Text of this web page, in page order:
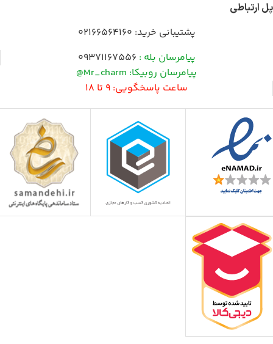
پل ارتباطی
پشتیبانی خرید: 02166564160
پیامرسان بله : 09371167556
پیامرسان روبیکا: Mr_charm@
ساعت پاسخگویی: 9 تا 18